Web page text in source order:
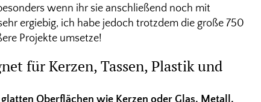
wenn ihr sie anschließend noch mit
ergiebig, ich habe jedoch trotzdem die große 750
Projekte umsetze!
für Kerzen, Tassen, Plastik und
Oberflächen wie Kerzen oder Glas, Metall,